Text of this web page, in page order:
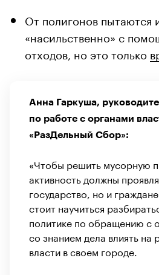
От полигонов пытаются
«насильственно» с
отходов, но это только
Анна Гаркуша,
по работе с органами
«РазДельный Сбор»:
«Чтобы решить мусорную
активность должны
государство, но и
стоит научиться
политике по обращению с
со знанием дела влиять на
власти в своем городе.